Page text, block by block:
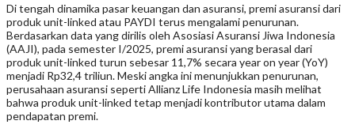
Di tengah dinamika pasar keuangan dan asuransi, premi asuransi dari
produk unit-linked atau PAYDI terus mengalami penurunan.
Berdasarkan data yang dirilis oleh Asosiasi Asuransi Jiwa Indonesia
(AAJI), pada semester I/2025, premi asuransi yang berasal dari
produk unit-linked turun sebesar 11,7% secara year on year (YoY)
menjadi Rp32,4 triliun. Meski angka ini menunjukkan penurunan,
perusahaan asuransi seperti Allianz Life Indonesia masih melihat
bahwa produk unit-linked tetap menjadi kontributor utama dalam
pendapatan premi.